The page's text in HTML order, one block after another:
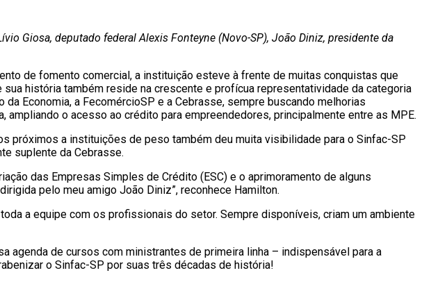
Giosa, deputado federal Alexis Fonteyne (Novo-SP), João Diniz, presidente da
de fomento comercial, a instituição esteve à frente de muitas conquistas que
história também reside na crescente e profícua representatividade da categoria
Economia, a FecomércioSP e a Cebrasse, sempre buscando melhorias
o acesso ao crédito para empreendedores, principalmente entre as MPE.
próximos a instituições de peso também deu muita visibilidade para o Sinfac-SP
suplente da Cebrasse.
das Empresas Simples de Crédito (ESC) e o aprimoramento de alguns
pelo meu amigo João Diniz”, reconhece Hamilton.
a equipe com os profissionais do setor. Sempre disponíveis, criam um ambiente
agenda de cursos com ministrantes de primeira linha – indispensável para a
o Sinfac-SP por suas três décadas de história!